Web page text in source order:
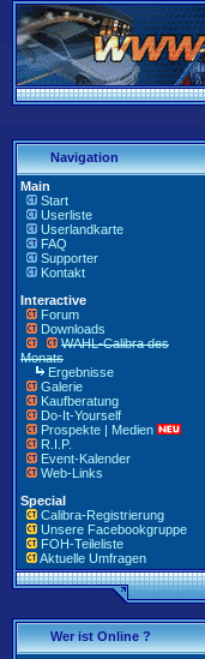
Navigation
Main
Start
Userliste
Userlandkarte
FAQ
Supporter
Kontakt
Interactive
Forum
Downloads
WAHL-Calibra des
Monats
Ergebnisse
Galerie
Kaufberatung
Do-It-Yourself
Prospekte | Medien
R.I.P.
Event-Kalender
Web-Links
Special
Calibra-Registrierung
Unsere Facebookgruppe
FOH-Teileliste
Aktuelle Umfragen
Wer ist Online ?